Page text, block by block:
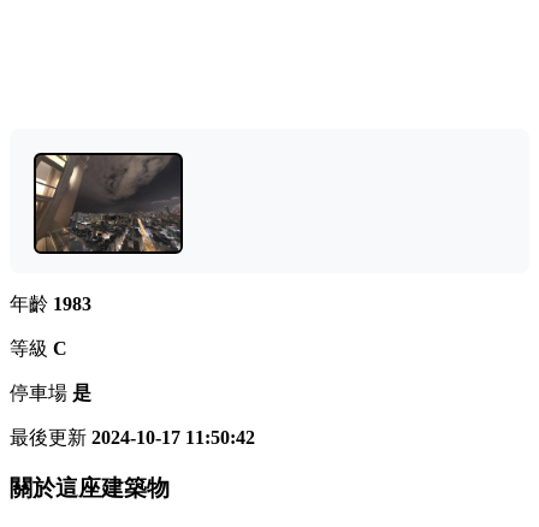
年齡 1983
等級 C
停車場 是
最後更新 2024-10-17 11:50:42
關於這座建築物